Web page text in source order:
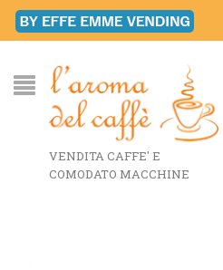
VENDITA CAFFE' E
COMODATO MACCHINE